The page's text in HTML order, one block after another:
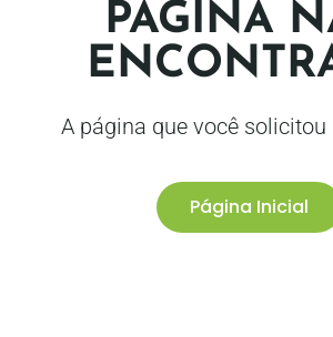
PÁGINA
A página que você solicitou
Página Inicial